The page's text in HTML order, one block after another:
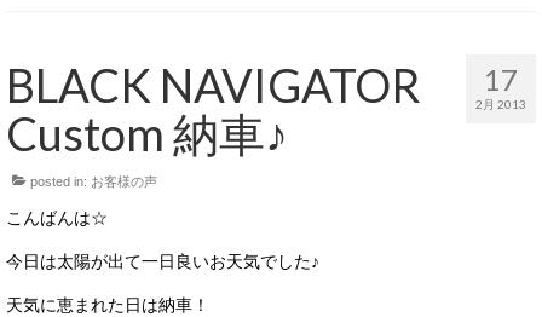
M’sCollectionパーツ一覧
エムズオート
M’sCollection
17
2月 2013
BLACK NAVIGATOR
Custom 納車♪
posted in: お客様の声
こんばんは☆
今日は太陽が出て一日良いお天気でした♪
天気に恵まれた日は納車！